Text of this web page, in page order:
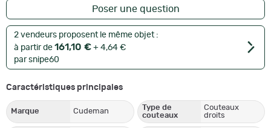
Poser une question
2 vendeurs proposent le même objet :
à partir de 161,10 € + 4,64 €
par snipe60
Caractéristiques principales
Marque Cudeman
Type de
couteaux
Couteaux
droits